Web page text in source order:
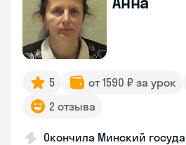
5 от 1590 ₽ за урок
2 отзыва
Окончила Минский